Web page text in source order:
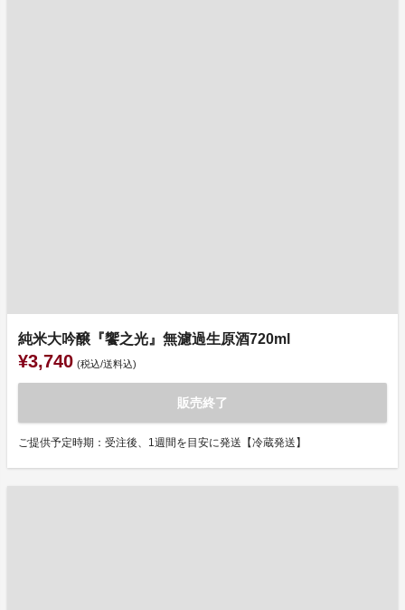
純米大吟醸『饗之光』無濾過生原酒720ml
¥3,740 (税込/送料込)
販売終了
ご提供予定時期：受注後、1週間を目安に発送【冷蔵発送】